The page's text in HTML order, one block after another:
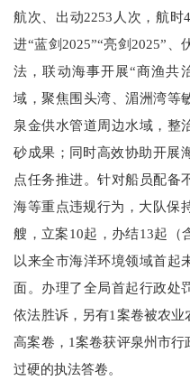
航次、出动2253人次，航时
进“蓝剑2025”“亮剑2025”
法，联动海事开展“商渔共
域，聚焦围头湾、湄洲湾等
泉金供水管道周边水域，整
砂成果；同时高效协助开展
点任务推进。针对船员配备
海等重点违规行为，大队保
艘，立案10起，办结13起（
以来全市海洋环境领域首起
面。办理了全局首起行政处
依法胜诉，另有1案卷被农
高案卷，1案卷获评泉州市
过硬的执法答卷。